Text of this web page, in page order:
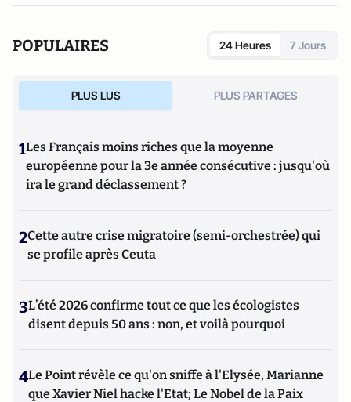
POPULAIRES 24 Heures 7 Jours
PLUS LUS PLUS PARTAGES
1Les Français moins riches que la moyenne
européenne pour la 3e année consécutive : jusqu'où
ira le grand déclassement ?
2Cette autre crise migratoire (semi-orchestrée) qui
se profile après Ceuta
3L’été 2026 confirme tout ce que les écologistes
disent depuis 50 ans : non, et voilà pourquoi
4Le Point révèle ce qu'on sniffe à l'Elysée, Marianne
que Xavier Niel hacke l'Etat; Le Nobel de la Paix